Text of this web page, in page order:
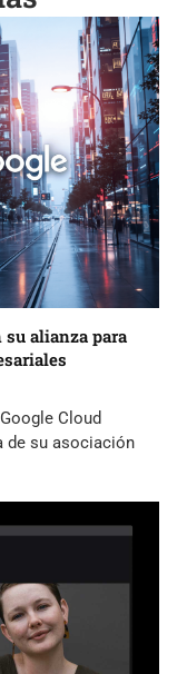
su alianza para
Cloud
de su asociación